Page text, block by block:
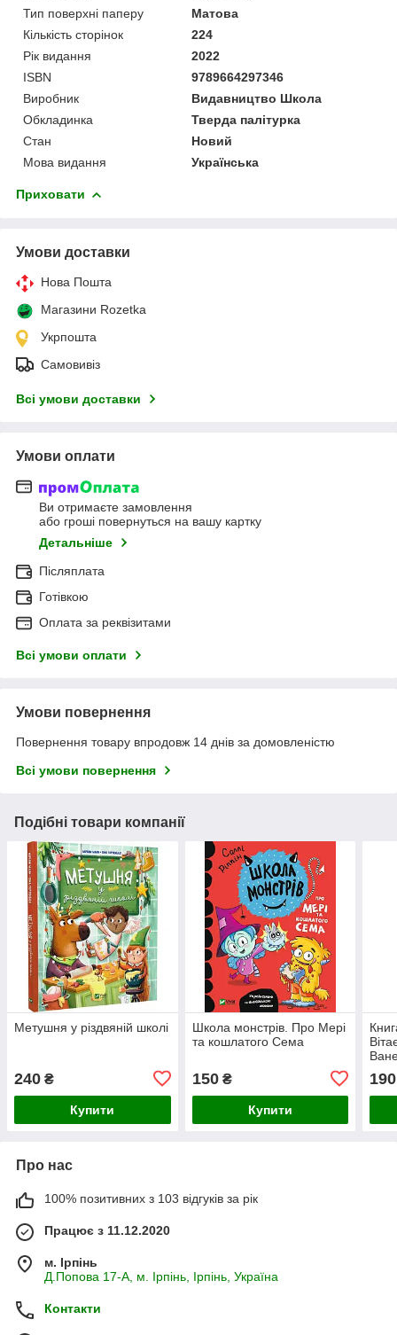
Тип поверхні паперу
Матова
Кількість сторінок
224
Рік видання
2022
ISBN
9789664297346
Виробник
Видавництво Школа
Обкладинка
Тверда палітурка
Стан
Новий
Мова видання
Українська
Приховати
Умови доставки
Нова Пошта
Магазини Rozetka
Укрпошта
Самовивіз
Всі умови доставки
Умови оплати
Ви отримаєте замовлення
або гроші повернуться на вашу картку
Детальніше
Післяплата
Готівкою
Оплата за реквізитами
Всі умови оплати
Умови повернення
Повернення товару впродовж 14 днів за домовленістю
Всі умови повернення
Подібні товари компанії
Метушня у різдвяній школі
240 ₴
Купити
Школа монстрів. Про Мері
та кошлатого Сема
150₴
Купити
190
Про нас
100% позитивних з 103 відгуків за рік
Працює з 11.12.2020
м. Ірпінь
Д.Попова 17-А, м. Ірпінь, Ірпінь, Україна
Контакти